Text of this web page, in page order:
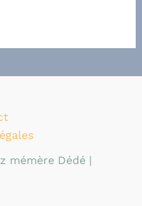
mémère Dédé |